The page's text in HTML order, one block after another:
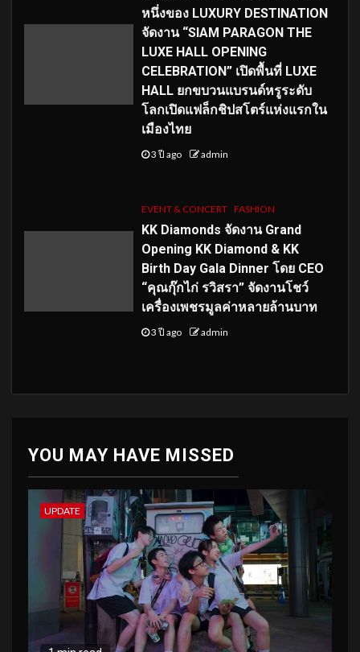
หนึ่งของ LUXURY DESTINATION
จัดงาน “SIAM PARAGON THE
LUXE HALL OPENING
CELEBRATION” เปิดพื้นที่ LUXE
HALL ยกขบวนแบรนด์หรูระดับ
โลกเปิดแฟล็กชิปสโตร์แห่งแรกใน
เมืองไทย
3 ปี ago admin
EVENT & CONCERT FASHION
KK Diamonds จัดงาน Grand
Opening KK Diamond & KK
Birth Day Gala Dinner โดย CEO
“คุณกุ๊กไก่ รวิสรา” จัดงานโชว์
เครื่องเพชรมูลค่าหลายล้านบาท
3 ปี ago admin
YOU MAY HAVE MISSED
UPDATE